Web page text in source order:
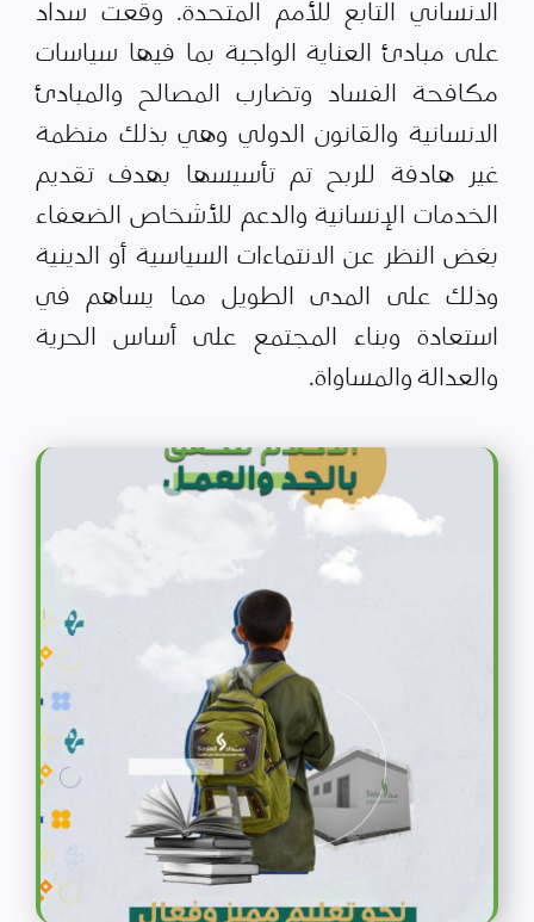
الانساني التابع للأمم المتحدة. وقعت سداد
على مبادئ العناية الواجبة بما فيها سياسات
مكافحة الفساد وتضارب المصالح والمبادئ
الانسانية والقانون الدولي وهي بذلك منظمة
غير هادفة للربح تم تأسيسها بهدف تقديم
الخدمات الإنسانية والدعم للأشخاص الضعفاء
بغض النظر عن الانتماءات السياسية أو الدينية
وذلك على المدى الطويل مما يساهم في
استعادة وبناء المجتمع على أساس الحرية
والعدالة والمساواة.